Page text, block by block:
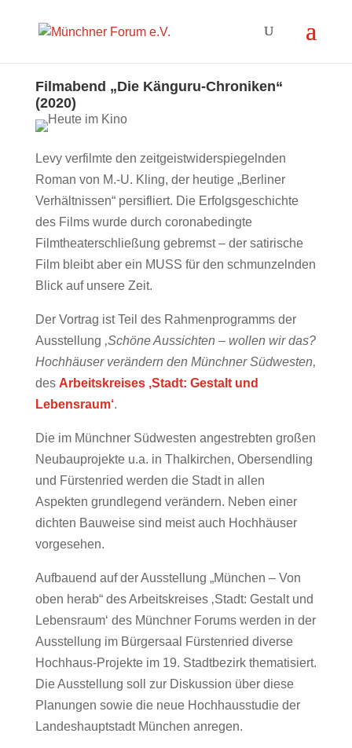
Filmabend „Die Känguru-Chroniken“
(2020)
Levy verfilmte den zeitgeistwiderspiegelnden
Roman von M.-U. Kling, der heutige „Berliner
Verhältnissen“ persifliert. Die Erfolgsgeschichte
des Films wurde durch coronabedingte
Filmtheaterschließung gebremst – der satirische
Film bleibt aber ein MUSS für den schmunzelnden
Blick auf unsere Zeit.
Der Vortrag ist Teil des Rahmenprogramms der
Ausstellung ‚Schöne Aussichten – wollen wir das?
Hochhäuser verändern den Münchner Südwesten‚
des Arbeitskreises ‚Stadt: Gestalt und
Lebensraum‘.
Die im Münchner Südwesten angestrebten großen
Neubauprojekte u.a. in Thalkirchen, Obersendling
und Fürstenried werden die Stadt in allen
Aspekten grundlegend verändern. Neben einer
dichten Bauweise sind meist auch Hochhäuser
vorgesehen.
Aufbauend auf der Ausstellung „München – Von
oben herab“ des Arbeitskreises ‚Stadt: Gestalt und
Lebensraum‘ des Münchner Forums werden in der
Ausstellung im Bürgersaal Fürstenried diverse
Hochhaus-Projekte im 19. Stadtbezirk thematisiert.
Die Ausstellung soll zur Diskussion über diese
Planungen sowie die neue Hochhausstudie der
Landeshauptstadt München anregen.